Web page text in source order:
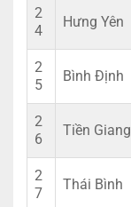
2
4
Hưng Yên
2
5
Bình Định
2
6
Tiền Giang
2
7
Thái Bình